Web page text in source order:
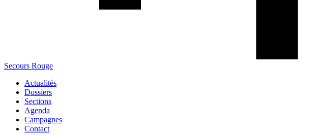
Secours Rouge
Actualités
Dossiers
Sections
Agenda
Campagnes
Contact